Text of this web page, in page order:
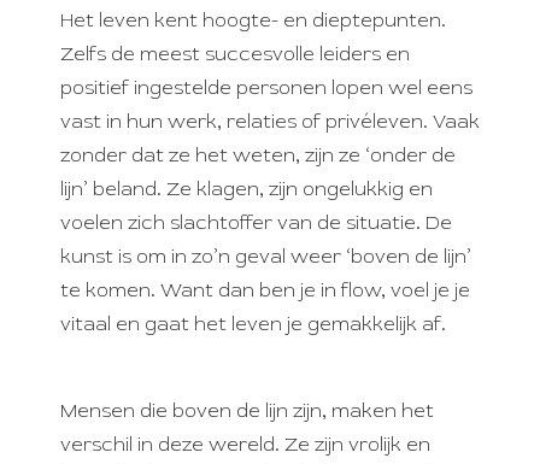
Het leven kent hoogte- en dieptepunten.
Zelfs de meest succesvolle leiders en
positief ingestelde personen lopen wel eens
vast in hun werk, relaties of privéleven. Vaak
zonder dat ze het weten, zijn ze ‘onder de
lijn’ beland. Ze klagen, zijn ongelukkig en
voelen zich slachtoffer van de situatie. De
kunst is om in zo’n geval weer ‘boven de lijn’
te komen. Want dan ben je in flow, voel je je
vitaal en gaat het leven je gemakkelijk af.
Mensen die boven de lijn zijn, maken het
verschil in deze wereld. Ze zijn vrolijk en